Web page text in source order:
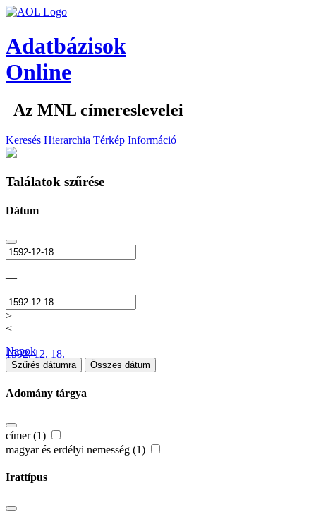
Adatbázisok
Online
Az MNL címereslevelei
Keresés Hierarchia Térkép Információ
Találatok szűrése
Dátum
—
>
<
1592. 12. 18.
Napok
Szűrés dátumra Összes dátum
Adomány tárgya
címer (1)
magyar és erdélyi nemesség (1)
Irattípus